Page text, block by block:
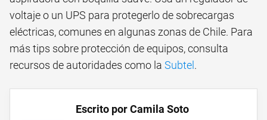
voltaje o un UPS para protegerlo de sobrecargas
eléctricas, comunes en algunas zonas de Chile. Para
más tips sobre protección de equipos, consulta
recursos de autoridades como la Subtel.
Escrito por Camila Soto